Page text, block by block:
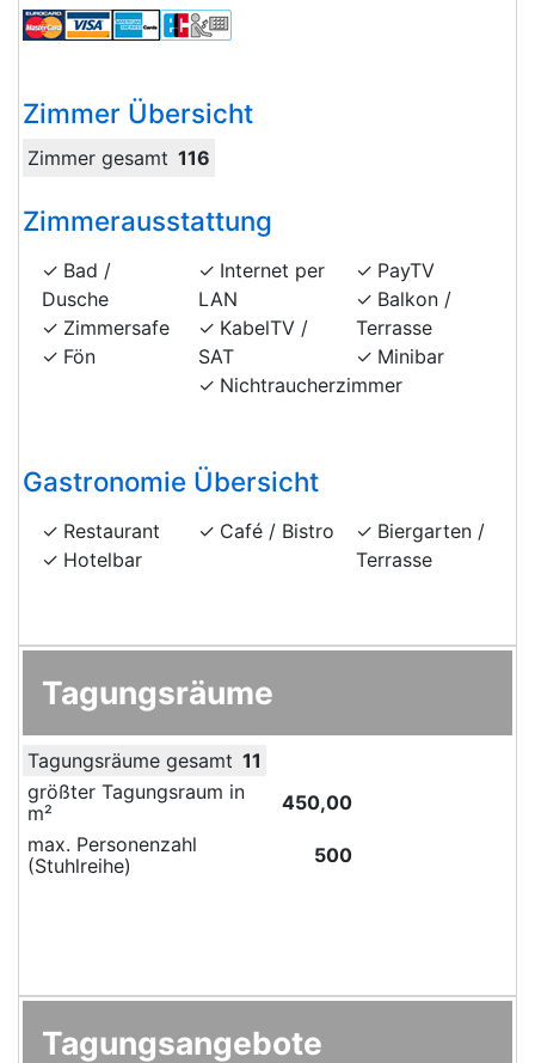
Zimmer Übersicht
Zimmer gesamt 116
Zimmerausstattung
Bad /
Dusche
Zimmersafe
Fön
Internet per
LAN
KabelTV /
SAT
Nichtraucherzimmer
PayTV
Balkon /
Terrasse
Minibar
Gastronomie Übersicht
Restaurant
Hotelbar
Café / Bistro
Biergarten /
Terrasse
Tagungsräume
Tagungsräume gesamt 11
größter Tagungsraum in
m²
450,00
max. Personenzahl
(Stuhlreihe)
500
Tagungsangebote